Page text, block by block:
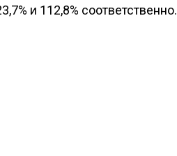
и 112,8% соответственно.